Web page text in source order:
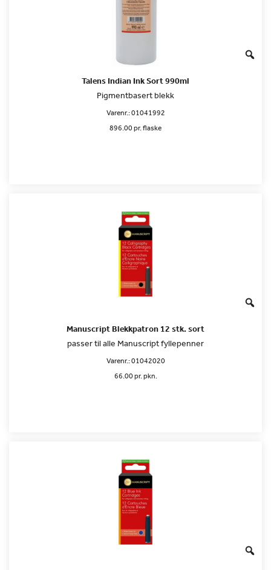
Talens Indian Ink Sort 990ml
Pigmentbasert blekk
Varenr.:01041992
896.00 pr. flaske
Manuscript Blekkpatron 12 stk. sort
passer til alle Manuscript fyllepenner
Varenr.:01042020
66.00 pr. pkn.